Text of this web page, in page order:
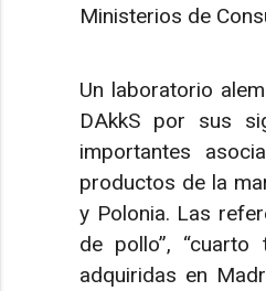
Ministerios de
Un laboratorio
DAkkS por sus
importantes
productos de la
y Polonia. Las
de pollo”,
adquiridas en